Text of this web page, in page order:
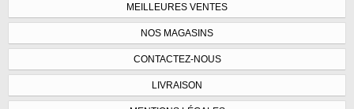
MEILLEURES VENTES
NOS MAGASINS
CONTACTEZ-NOUS
LIVRAISON